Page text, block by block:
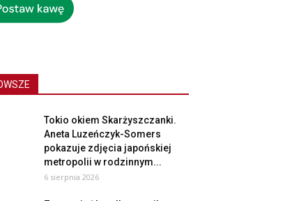
Tokio okiem Skarżyszczanki.
Aneta Luzeńczyk-Somers
pokazuje zdjęcia japońskiej
metropolii w rodzinnym...
6 sierpnia 2026